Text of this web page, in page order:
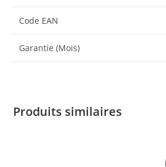
Code EAN
Garantie (Mois)
Produits similaires